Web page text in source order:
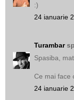
:)
24 ianuarie
Turambar
Spasiba,
Ce mai face
24 ianuarie